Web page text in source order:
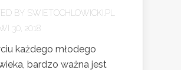
BY SWIETOCHLOWICKI.PL
30, 2018
każdego młodego
bardzo ważna jest